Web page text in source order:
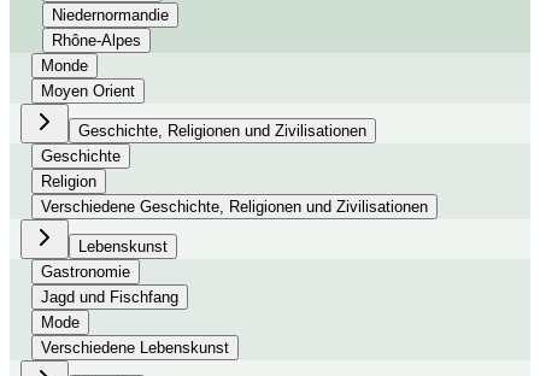
Niedernormandie
Rhône-Alpes
Monde
Moyen Orient
Geschichte, Religionen und Zivilisationen
Geschichte
Religion
Verschiedene Geschichte, Religionen und Zivilisationen
Lebenskunst
Gastronomie
Jagd und Fischfang
Mode
Verschiedene Lebenskunst